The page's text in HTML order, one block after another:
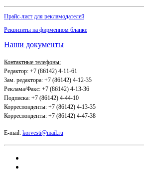
Прайс-лист для рекламодателей
Реквизиты на фирменном бланке
Наши документы
Контактные телефоны:
Редактор: +7 (86142) 4-11-61
Зам. редактора: +7 (86142) 4-12-35
Реклама/Факс: +7 (86142) 4-13-36
Подписка: +7 (86142) 4-44-10
Корреспонденты: +7 (86142) 4-13-35
Корреспонденты: +7 (86142) 4-47-38
E-mail: korvesti@mail.ru